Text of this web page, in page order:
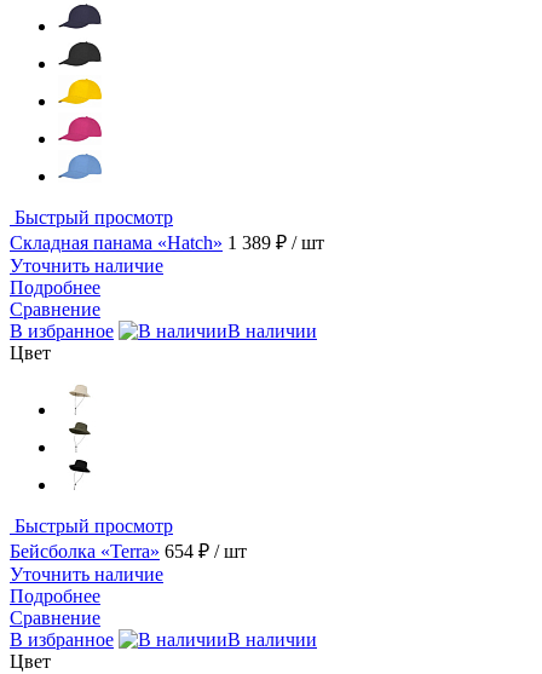
Быстрый просмотр
Складная панама «Hatch» 1 389 ₽ / шт
Уточнить наличие
Подробнее
Сравнение
В избранное
В наличии
Цвет
Быстрый просмотр
Бейсболка «Terra» 654 ₽ / шт
Уточнить наличие
Подробнее
Сравнение
В избранное
В наличии
Цвет